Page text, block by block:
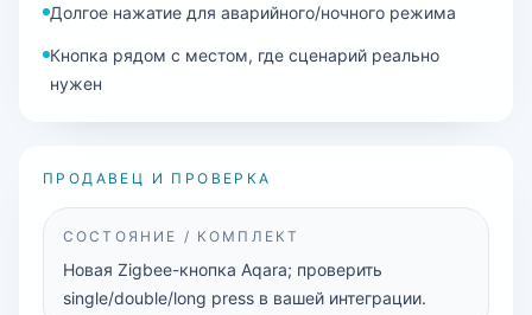
Долгое нажатие для аварийного/ночного режима
Кнопка рядом с местом, где сценарий реально
нужен
ПРОДАВЕЦ И ПРОВЕРКА
СОСТОЯНИЕ / КОМПЛЕКТ
Новая Zigbee-кнопка Aqara; проверить
single/double/long press в вашей интеграции.